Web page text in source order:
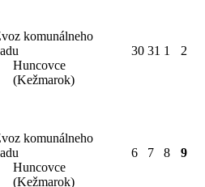
komunálneho
Huncovce
(Kežmarok)
30 31 1 2
komunálneho
Huncovce
(Kežmarok)
6 7 8 9